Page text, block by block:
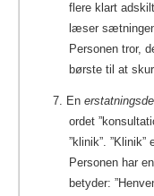
flere klart
læser
Personen tror,
børste til at
7. En
ordet
”klinik”.
Personen har
betyder: